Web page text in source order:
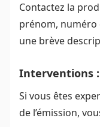
Contactez la
prénom, numéro
une brève
Interventions :
Si vous êtes
de l’émission,